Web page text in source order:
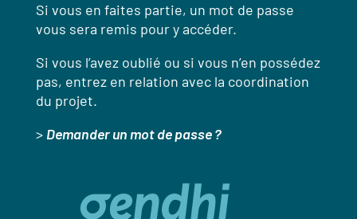
Si vous en faites partie, un mot de passe
vous sera remis pour y accéder.
Si vous l’avez oublié ou si vous n’en possédez
pas, entrez en relation avec la coordination
du projet.
> Demander un mot de passe ?